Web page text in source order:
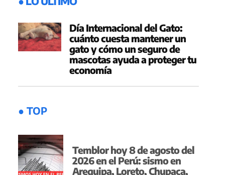
Día Internacional del Gato:
cuánto cuesta mantener un
gato y cómo un seguro de
mascotas ayuda a proteger tu
economía
● TOP
Temblor hoy 8 de agosto del
2026 en el Perú: sismo en
Arequipa, Loreto, Chupaca,